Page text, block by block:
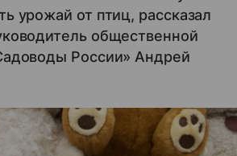
урожай от птиц, рассказал
общественной
России» Андрей